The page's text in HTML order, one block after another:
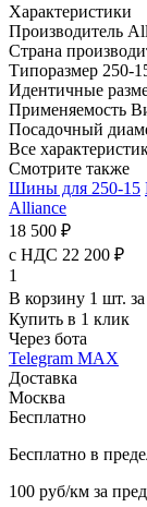
Характеристики
Производитель
Страна
Типоразмер 250-
Идентичные
Применяемость
Посадочный
Все
Смотрите также
Шины для 250-15
Alliance
18 500 ₽
с НДС 22 200 ₽
1
В корзину 1 шт.
Купить в 1 клик
Через бота
Telegram MAX
Доставка
Москва
Бесплатно
Бесплатно в
100 руб/км за